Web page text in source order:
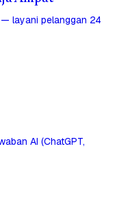
layani pelanggan 24
AI (ChatGPT,